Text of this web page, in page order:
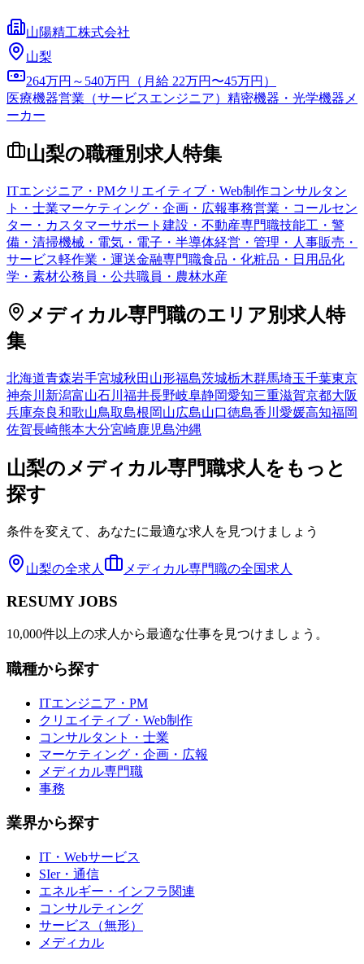
山陽精工株式会社
山梨
264万円～540万円（月給 22万円〜45万円）
医療機器営業（サービスエンジニア） 精密機器・光学機器メ
ーカー
山梨の職種別求人特集
ITエンジニア・PMクリエイティブ・Web制作コンサルタン
ト・士業マーケティング・企画・広報事務営業・コールセン
ター・カスタマーサポート 建設・不動産専門職技能工・警
備・清掃機械・電気・電子・半導体経営・管理・人事販売・
サービス軽作業・運送金融専門職食品・化粧品・日用品化
学・素材公務員・公共職員・農林水産
メディカル専門職のエリア別求人特
集
北海道青森岩手宮城秋田 山形福島茨城栃木群馬埼玉千葉東京
神奈川 新潟富山石川 福井長野岐阜静岡愛知三重滋賀京都大阪
兵庫奈良和歌山鳥取島根岡山広島山口徳島香川 愛媛高知福岡
佐賀長崎熊本大分宮崎鹿児島沖縄
山梨のメディカル専門職求人をもっと
探す
条件を変えて、あなたに最適な求人を見つけましょう
山梨の全求人 メディカル専門職の全国求人
RESUMY JOBS
10,000件以上の求人から最適な仕事を見つけましょう。
職種から探す
ITエンジニア・PM
クリエイティブ・Web制作
コンサルタント・士業
マーケティング・企画・広報
メディカル専門職
事務
業界から探す
IT・Webサービス
SIer・通信
エネルギー・インフラ関連
コンサルティング
サービス（無形）
メディカル